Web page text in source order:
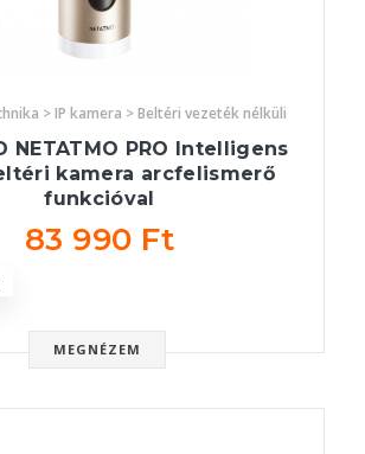
> IP kamera > Beltéri vezeték nélküli
NETATMO PRO Intelligens
kamera arcfelismerő
funkcióval
83 990 Ft
MEGNÉZEM